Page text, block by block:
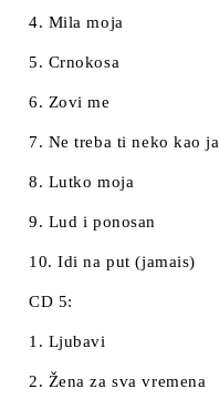
4. Mila moja
5. Crnokosa
6. Zovi me
7. Ne treba ti neko kao ja
8. Lutko moja
9. Lud i ponosan
10. Idi na put (jamais)
CD 5:
1. Ljubavi
2. Žena za sva vremena